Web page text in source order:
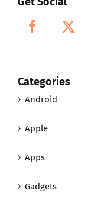
Categories
Android
Apple
Apps
Gadgets